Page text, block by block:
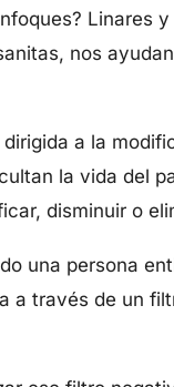
Linares
nos
a la
la vida del
disminuir o
una persona
a través de un